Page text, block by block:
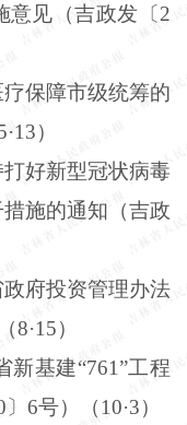
意见（吉政发〔2
保障市级统筹的
·13）
好新型冠状病毒
施的通知（吉政
府投资管理办法
8·15）
新基建“761”工程
〕 6号）（10·3）